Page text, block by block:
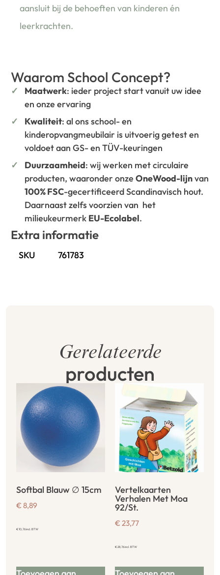
aansluit bij de behoeften van kinderen én
leerkrachten.
Waarom School Concept?
Maatwerk: ieder project start vanuit uw idee
en onze ervaring
Kwaliteit: al ons school- en
kinderopvangmeubilair is uitvoerig getest en
voldoet aan GS- en TÜV-keuringen
Duurzaamheid: wij werken met circulaire
producten, waaronder onzeOneWood-lijnvan
100% FSC-gecertificeerd Scandinavisch hout.
Daarnaast zelfs voorzien van het
milieukeurmerk EU-Ecolabel.
Extra informatie
SKU 761783
Gerelateerde
producten
Softbal Blauw ∅ 15cm
€ 8,89
€10,76incl. BTW
Vertelkaarten
Verhalen Met Moa
92/St.
€ 23,77
€28,76incl. BTW